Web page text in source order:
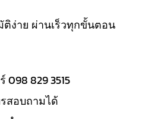
ง่าย ผ่านเร็วทุกขั้นตอน
098 829 3515
สอบถามได้